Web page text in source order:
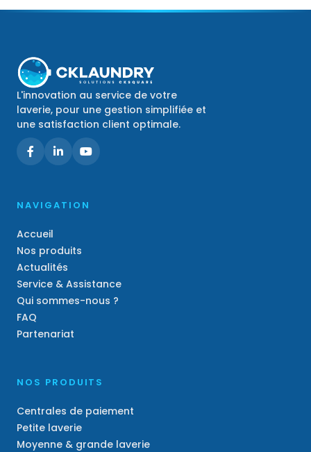
L'innovation au service de votre
laverie, pour une gestion simplifiée et
une satisfaction client optimale.
NAVIGATION
Accueil
Nos produits
Actualités
Service & Assistance
Qui sommes-nous ?
FAQ
Partenariat
NOS PRODUITS
Centrales de paiement
Petite laverie
Moyenne & grande laverie